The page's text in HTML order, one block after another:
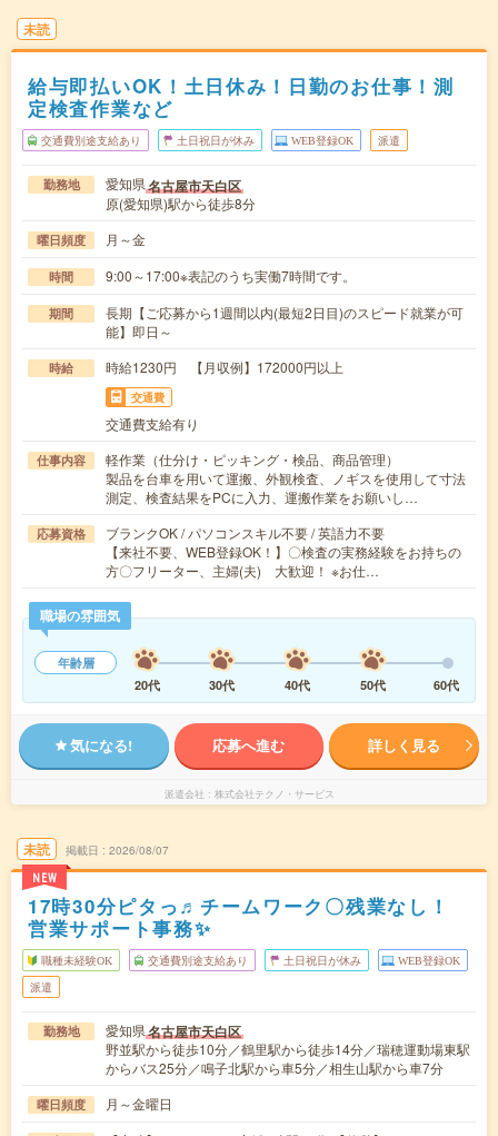
未読
給与即払いOK！土日休み！日勤のお仕事！測
定検査作業など
交通費別途支給あり 土日祝日が休み WEB登録OK 派遣
勤務地 愛知県名古屋市天白区
原(愛知県)駅から徒歩8分
曜日頻度 月～金
時間 9:00～17:00※表記のうち実働7時間です。
期間
長期【ご応募から1週間以内(最短2日目)のスピード就業が可
能】即日～
時給 時給1230円 【月収例】172000円以上
交通費
交通費支給有り
仕事内容
軽作業（仕分け・ピッキング・検品、商品管理）
製品を台車を用いて運搬、外観検査、ノギスを使用して寸法
測定、検査結果をPCに入力、運搬作業をお願いし…
応募資格
ブランクOK / パソコンスキル不要 / 英語力不要
【来社不要、WEB登録OK！】〇検査の実務経験をお持ちの
方〇フリーター、主婦(夫) 大歓迎！ ※お仕…
職場の雰囲気
年齢層
20代
30代 40代 50代 60代
気になる! 応募へ進む 詳しく見る
派遣会社 株式会社テクノ・サービス
未読
NEW
掲載日 2026/08/07
17時30分ピタっ♬チームワーク〇残業なし！
営業サポート事務✨
職種未経験OK 交通費別途支給あり 土日祝日が休み WEB登録OK
派遣
勤務地 愛知県名古屋市天白区
野並駅から徒歩10分／鶴里駅から徒歩14分／瑞穂運動場東駅
からバス25分／鳴子北駅から車5分／相生山駅から車7分
曜日頻度 月～金曜日